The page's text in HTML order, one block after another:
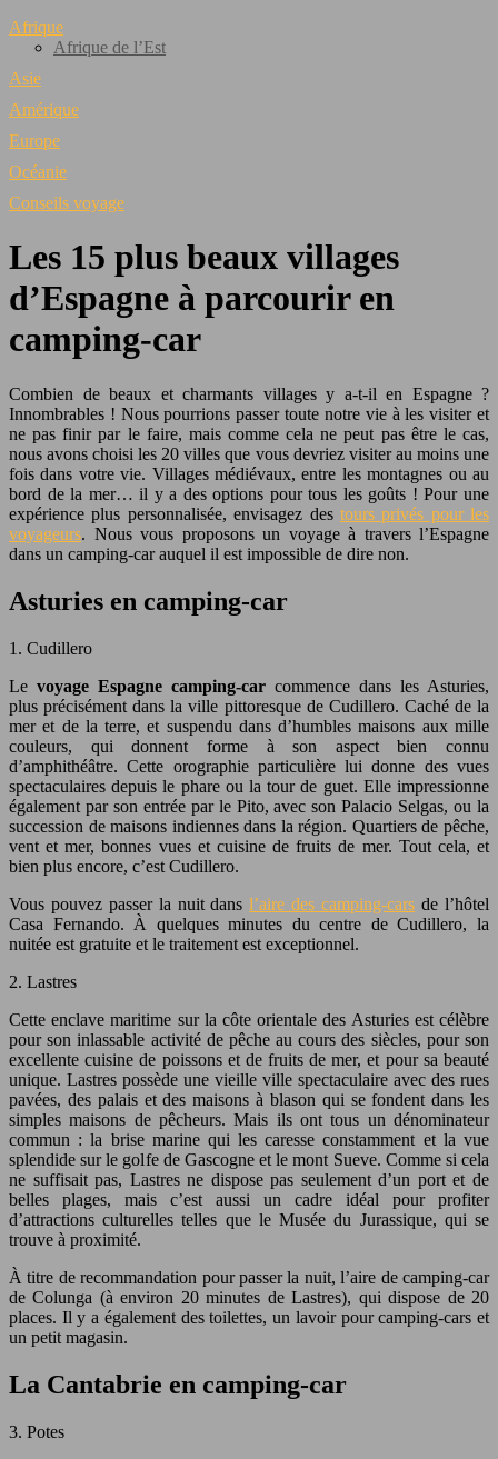
Afrique
Afrique de l’Est
Asie
Amérique
Europe
Océanie
Conseils voyage
Les 15 plus beaux villages
d’Espagne à parcourir en
camping-car
Combien de beaux et charmants villages y a-t-il en Espagne ?
Innombrables ! Nous pourrions passer toute notre vie à les visiter et
ne pas finir par le faire, mais comme cela ne peut pas être le cas,
nous avons choisi les 20 villes que vous devriez visiter au moins une
fois dans votre vie. Villages médiévaux, entre les montagnes ou au
bord de la mer… il y a des options pour tous les goûts ! Pour une
expérience plus personnalisée, envisagez des tours privés pour les
voyageurs. Nous vous proposons un voyage à travers l’Espagne
dans un camping-car auquel il est impossible de dire non.
Asturies en camping-car
1. Cudillero
Le voyage Espagne camping-car commence dans les Asturies,
plus précisément dans la ville pittoresque de Cudillero. Caché de la
mer et de la terre, et suspendu dans d’humbles maisons aux mille
couleurs, qui donnent forme à son aspect bien connu
d’amphithéâtre. Cette orographie particulière lui donne des vues
spectaculaires depuis le phare ou la tour de guet. Elle impressionne
également par son entrée par le Pito, avec son Palacio Selgas, ou la
succession de maisons indiennes dans la région. Quartiers de pêche,
vent et mer, bonnes vues et cuisine de fruits de mer. Tout cela, et
bien plus encore, c’est Cudillero.
Vous pouvez passer la nuit dansl’aire des camping-cars de l’hôtel
Casa Fernando. À quelques minutes du centre de Cudillero, la
nuitée est gratuite et le traitement est exceptionnel.
2. Lastres
Cette enclave maritime sur la côte orientale des Asturies est célèbre
pour son inlassable activité de pêche au cours des siècles, pour son
excellente cuisine de poissons et de fruits de mer, et pour sa beauté
unique. Lastres possède une vieille ville spectaculaire avec des rues
pavées, des palais et des maisons à blason qui se fondent dans les
simples maisons de pêcheurs. Mais ils ont tous un dénominateur
commun : la brise marine qui les caresse constamment et la vue
splendide sur le golfe de Gascogne et le mont Sueve. Comme si cela
ne suffisait pas, Lastres ne dispose pas seulement d’un port et de
belles plages, mais c’est aussi un cadre idéal pour profiter
d’attractions culturelles telles que le Musée du Jurassique, qui se
trouve à proximité.
À titre de recommandation pour passer la nuit, l’aire de camping-car
de Colunga (à environ 20 minutes de Lastres), qui dispose de 20
places. Il y a également des toilettes, un lavoir pour camping-cars et
un petit magasin.
La Cantabrie en camping-car
3. Potes